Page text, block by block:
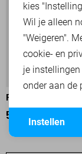
PME LEGEND TRUI
50,00 99,99
kies
Wil je alleen
"Weigeren".
cookie- en
je
onder aan de
Instellen